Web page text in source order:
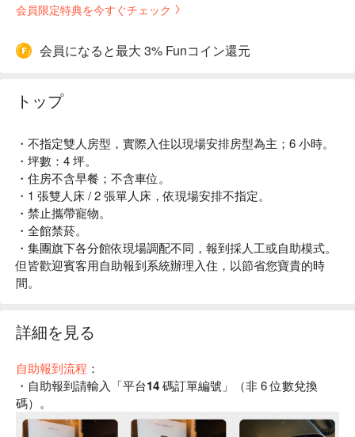
会員限定特典を今すぐチェック
会員になると最大 3% Funコイン還元
トップ
・不指定雙人房型，實際入住以現場安排房型為主；6 小時。
・坪數：4 坪。
・住房不含早餐；不含車位。
・1 張雙人床 / 2 張單人床，依現場安排不指定。
・禁止攜帶寵物。
・全館禁菸。
・集團旗下各分館依現場調配不同，報到採人工或自助模式。
但皆歡迎賓客用自助報到系統辦理入住，以節省您寶貴的時
間。
詳細を見る
自助報到流程 ：
・自助報到請輸入「平台14 碼訂單編號 」（非 6 位數兌換
碼）。